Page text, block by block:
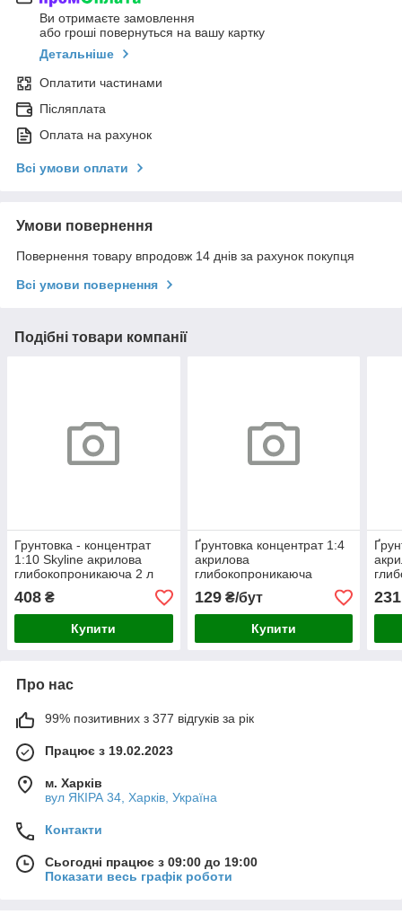
Ви отримаєте замовлення
або гроші повернуться на вашу картку
Детальніше
Оплатити частинами
Післяплата
Оплата на рахунок
Всі умови оплати
Умови повернення
Повернення товару впродовж 14 днів за рахунок покупця
Всі умови повернення
Подібні товари компанії
Грунтовка - концентрат
1:10 Skyline акрилова
глибокопроникаюча 2 л
408 ₴
Купити
Ґрунтовка концентрат 1:4
акрилова
глибокопроникаюча
129₴/бут
Купити
231
Про нас
99% позитивних з 377 відгуків за рік
Працює з 19.02.2023
м. Харків
вул ЯКІРА 34, Харків, Україна
Контакти
Сьогодні працює з 09:00 до 19:00
Показати весь графік роботи